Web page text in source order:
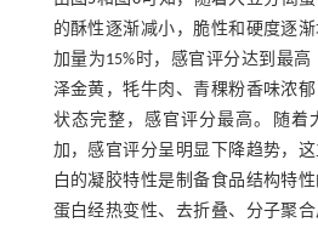
的酥性逐渐减小，脆性和硬度逐
加量为15%时，感官评分达到最高
泽金黄，牦牛肉、青稞粉香味浓
状态完整，感官评分最高。随着
加，感官评分呈明显下降趋势，
白的凝胶特性是制备食品结构特
蛋白经热变性、去折叠、分子聚